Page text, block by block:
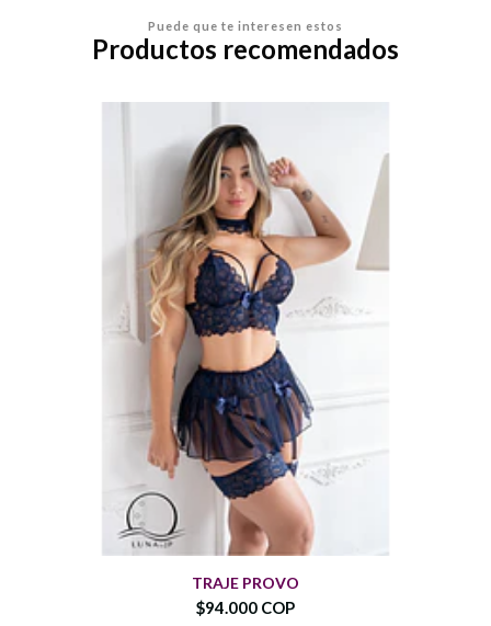
Puede que te interesen estos
Productos recomendados
TRAJE PROVO
$94.000 COP